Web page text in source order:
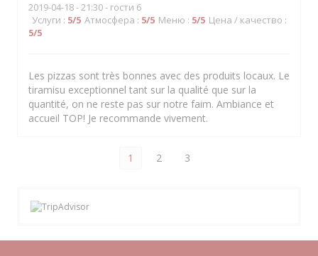
2019-04-18- 21:30 - гости 6
Услуги : 5/5 Атмосфера : 5/5 Меню : 5/5 Цена / качество :
5/5
Les pizzas sont très bonnes avec des produits locaux. Le
tiramisu exceptionnel tant sur la qualité que sur la
quantité, on ne reste pas sur notre faim. Ambiance et
accueil TOP! Je recommande vivement.
1 2 3